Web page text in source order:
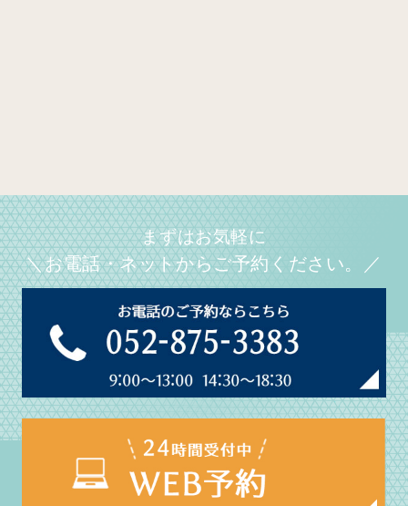
まずはお気軽に
＼お電話・ネットからご予約ください。／